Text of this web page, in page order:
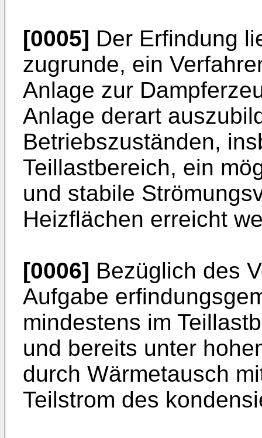
[0005] Der Erfindung
zugrunde, ein
Anlage zur
Anlage derart
Betriebszuständen,
Teillastbereich, ein
und stabile
Heizflächen erreicht
[0006] Bezüglich des
Aufgabe
mindestens im
und bereits unter
durch Wärmetausch
Teilstrom des